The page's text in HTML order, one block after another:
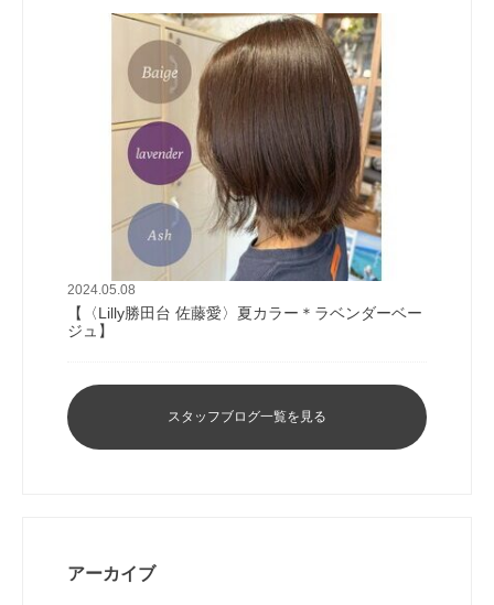
2024.05.08
【〈Lilly勝田台 佐藤愛〉夏カラー＊ラベンダーベー
ジュ】
スタッフブログ一覧を見る
アーカイブ